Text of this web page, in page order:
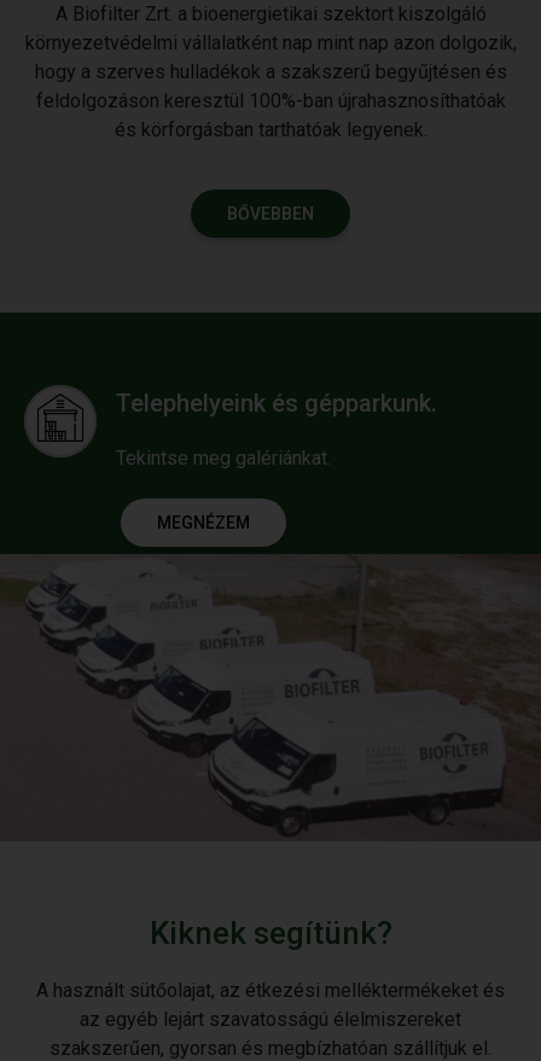
A Biofilter Zrt. a bioenergietikai szektort kiszolgáló
környezetvédelmi vállalatként nap mint nap azon dolgozik,
hogy a szerves hulladékok a szakszerű begyűjtésen és
feldolgozáson keresztül 100%-ban újrahasznosíthatóak
és körforgásban tarthatóak legyenek.
BŐVEBBEN
Telephelyeink és gépparkunk.
Tekintse meg galériánkat.
MEGNÉZEM
Kiknek segítünk?
A használt sütőolajat, az étkezési melléktermékeket és
az egyéb lejárt szavatosságú élelmiszereket
szakszerűen, gyorsan és megbízhatóan szállítjuk el.